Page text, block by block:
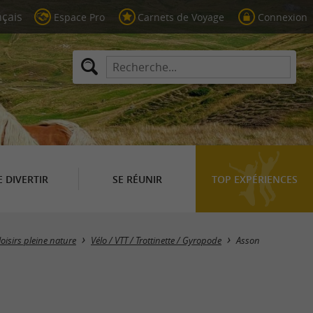
Espace Pro Carnets de Voyage Connexion
DIVERTIR SE RÉUNIR TOP EXPÉRIENCES
Masquer la carte
pleine nature Vélo / VTT / Trottinette / Gyropode Asson